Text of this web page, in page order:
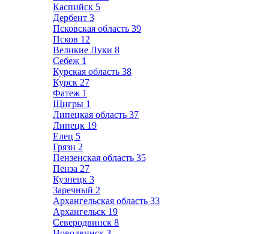
Каспийск 5
Дербент 3
Псковская область 39
Псков 12
Великие Луки 8
Себеж 1
Курская область 38
Курск 27
Фатеж 1
Щигры 1
Липецкая область 37
Липецк 19
Елец 5
Грязи 2
Пензенская область 35
Пенза 27
Кузнецк 3
Заречный 2
Архангельская область 33
Архангельск 19
Северодвинск 8